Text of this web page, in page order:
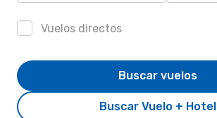
Vuelos directos
Buscar Vuelo + Hotel
Buscar vuelos